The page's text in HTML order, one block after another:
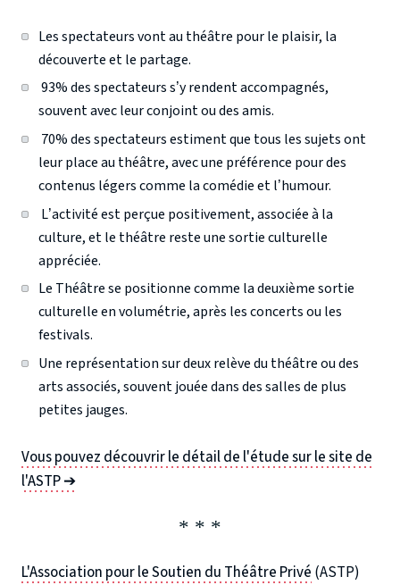
Les spectateurs vont au théâtre pour le plaisir, la
découverte et le partage.
93% des spectateurs s’y rendent accompagnés,
souvent avec leur conjoint ou des amis. ​
70% des spectateurs estiment que tous les sujets ont
leur place au théâtre, avec une préférence pour des
contenus légers comme la comédie et l’humour.
L’activité est perçue positivement, associée à la
culture, etle théâtre reste une sortie culturelle
appréciée.
Le Théâtre se positionne comme la deuxième sortie
culturelle en volumétrie, après les concerts ou les
festivals.
Une représentation sur deux relève du théâtre ou des
arts associés, souvent jouée dans des salles de plus
petites jauges.
Vous pouvez découvrir le détail de l'étude sur le site de
l'ASTP ➔
L'Association pour le Soutien du Théâtre Privé (ASTP)